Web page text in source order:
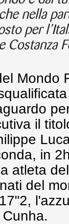
nella
per
Costanza
Mondo
il
in
atleta
del